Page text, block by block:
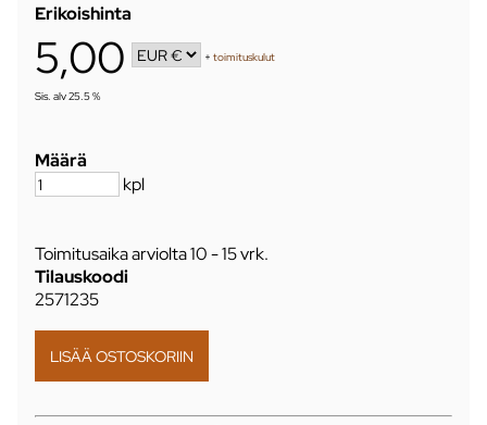
Erikoishinta
5,00 +toimituskulut
Sis. alv 25.5 %
Määrä
kpl
Toimitusaika arviolta10 - 15 vrk.
Tilauskoodi
2571235